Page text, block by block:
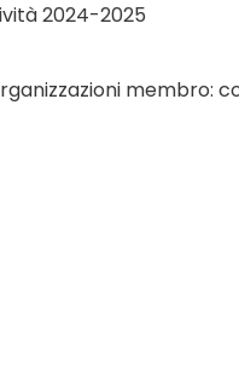
2024-2025
membro: